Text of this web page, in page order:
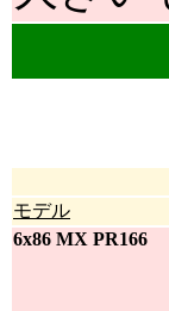
モデル
6x86 MX PR166